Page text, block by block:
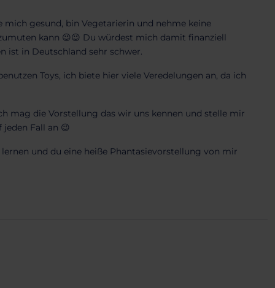
gesund, bin Vegetarierin und nehme keine
kann 😉😉 Du würdest mich damit finanziell
ist in Deutschland sehr schwer.
Toys, ich biete hier viele Veredelungen an, da ich
mag die Vorstellung das wir uns kennen und stelle mir
Fall an 😉
und du eine heiße Phantasievorstellung von mir